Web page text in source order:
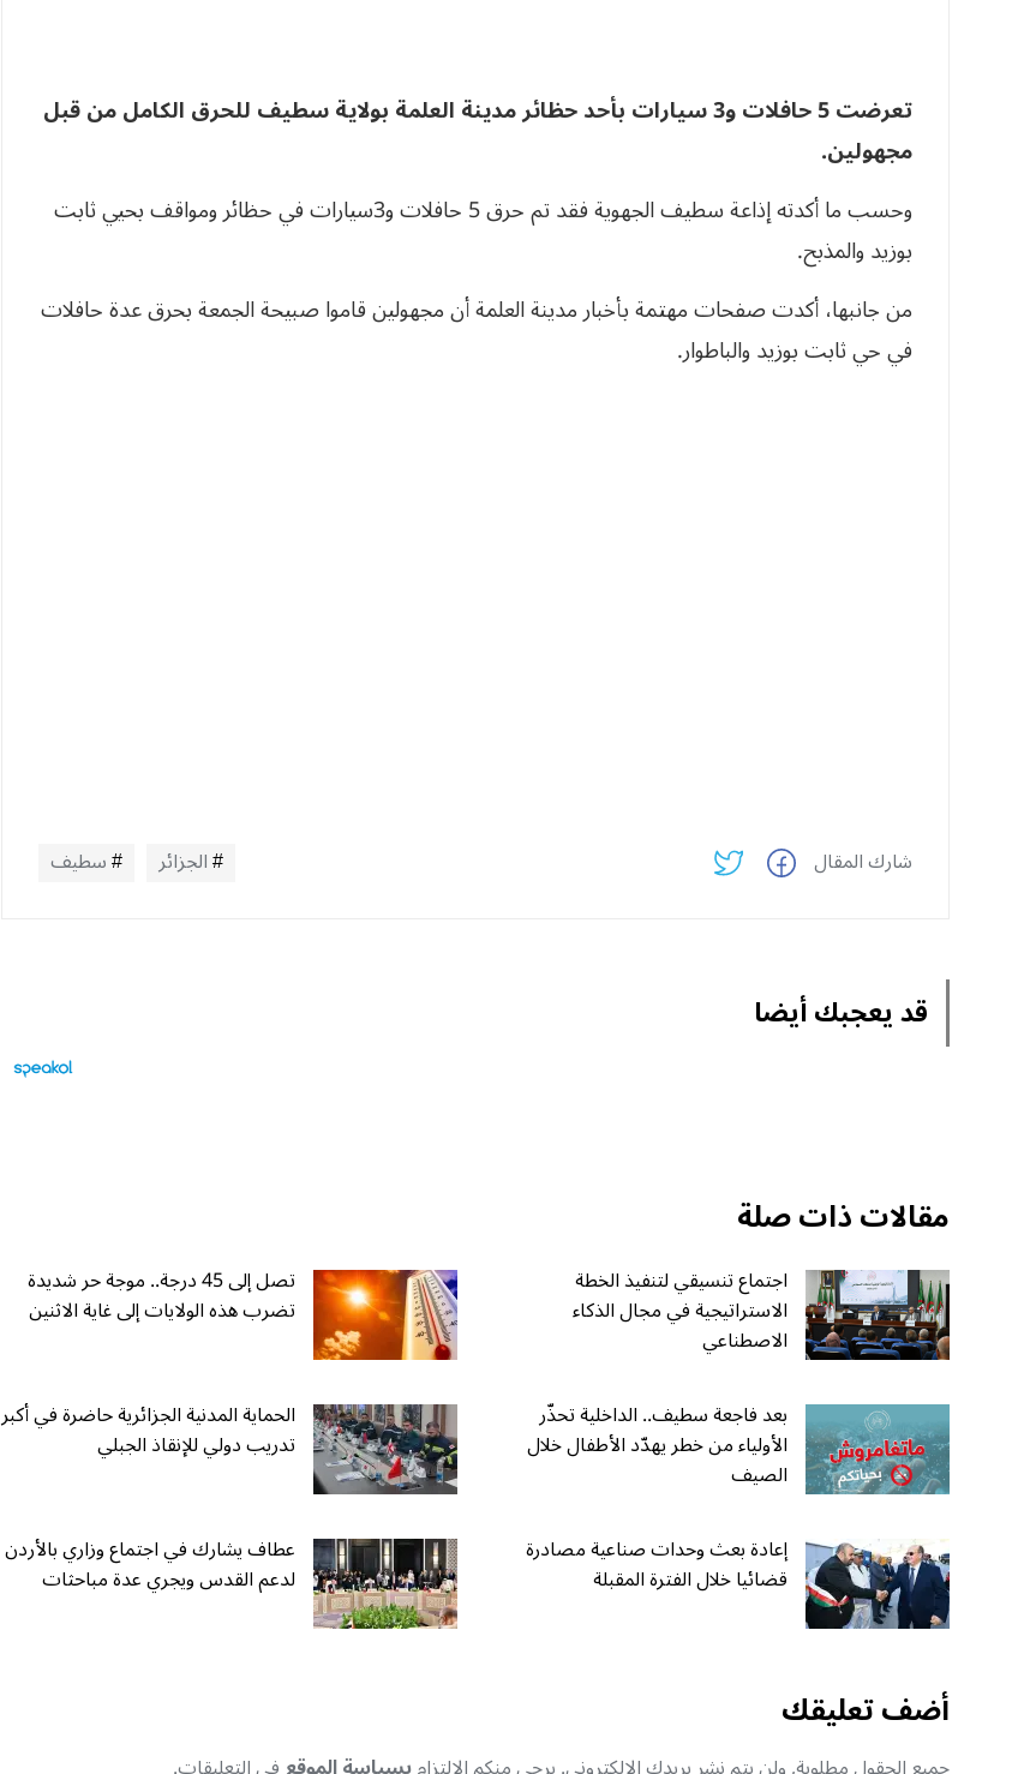
تعرضت 5 حافلات و3 سيارات بأحد حظائر مدينة العلمة بولاية سطيف للحرق الكامل من قبل
مجهولين.
وحسب ما أكدته إذاعة سطيف الجهوية فقد تم حرق 5 حافلات و3سيارات في حظائر ومواقف بحيي ثابت
بوزيد والمذبح.
من جانبها، أكدت صفحات مهتمة بأخبار مدينة العلمة أن مجهولين قاموا صبيحة الجمعة بحرق عدة حافلات
في حي ثابت بوزيد والباطوار.
شارك المقال الجزائر سطيف
قد يعجبك أيضا
مقالات ذات صلة
اجتماع تنسيقي لتنفيذ الخطة
الاستراتيجية في مجال الذكاء
الاصطناعي
تصل إلى 45 درجة.. موجة حر شديدة
تضرب هذه الولايات إلى غاية الاثنين
بعد فاجعة سطيف.. الداخلية تحذّر
الأولياء من خطر يهدّد الأطفال خلال
الصيف
الحماية المدنية الجزائرية حاضرة في أكبر
تدريب دولي للإنقاذ الجبلي
إعادة بعث وحدات صناعية مصادرة
قضائيا خلال الفترة المقبلة
عطاف يشارك في اجتماع وزاري بالأردن
لدعم القدس ويجري عدة مباحثات
أضف تعليقك